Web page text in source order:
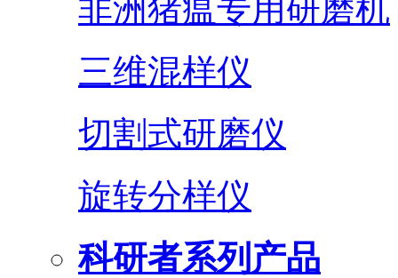
非洲猪瘟专用研磨机
三维混样仪
切割式研磨仪
旋转分样仪
科研者系列产品